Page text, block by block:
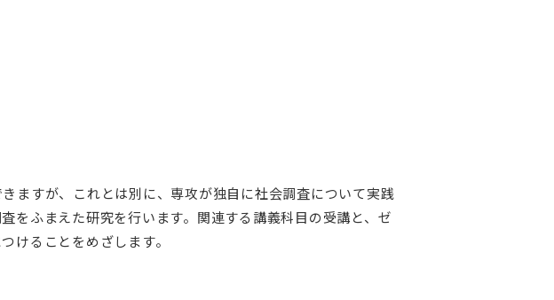
ますが、これとは別に、専攻が独自に社会調査について実践
をふまえた研究を行います。関連する講義科目の受講と、ゼ
けることをめざします。